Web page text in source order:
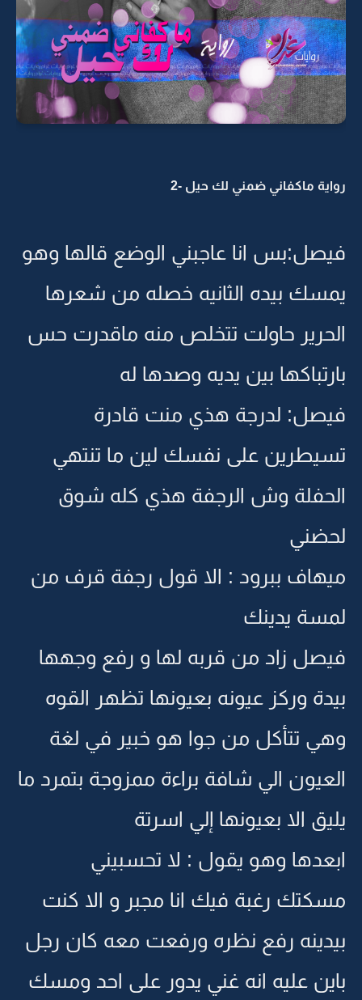
رواية ماكفاني ضمني لك حيل -2
فيصل:بس انا عاجبني الوضع قالها وهو
يمسك بيده الثانيه خصله من شعرها
الحرير حاولت تتخلص منه ماقدرت حس
بارتباكها بين يديه وصدها له
فيصل: لدرجة هذي منت قادرة
تسيطرين على نفسك لين ما تنتهي
الحفلة وش الرجفة هذي كله شوق
لحضني
ميهاف ببرود : الا قول رجفة قرف من
لمسة يدينك
فيصل زاد من قربه لها و رفع وجهها
بيدة وركز عيونه بعيونها تظهر القوه
وهي تتأكل من جوا هو خبير في لغة
العيون الي شافة براءة ممزوجة بتمرد ما
يليق الا بعيونها إلي اسرتة
ابعدها وهو يقول : لا تحسبيني
مسكتك رغبة فيك انا مجبر و الا كنت
بيدينه رفع نظره ورفعت معه كان رجل
باين عليه انه غني يدور على احد ومسك